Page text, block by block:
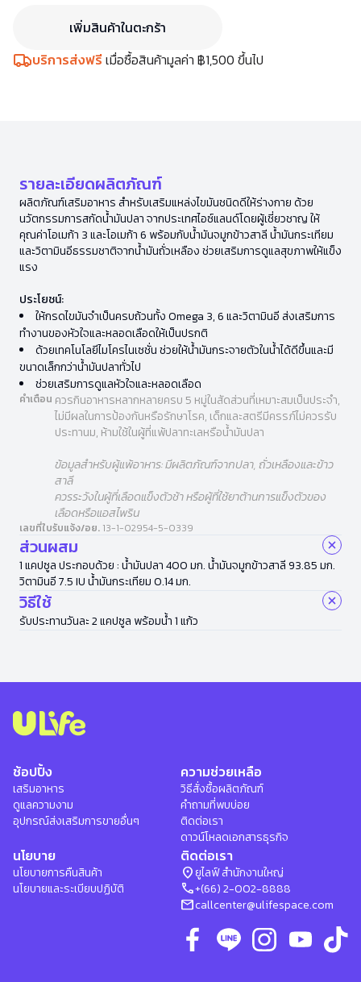
เพิ่มสินค้าในตะกร้า
บริการส่งฟรีเมื่อซื้อสินค้ามูลค่า ฿1,500 ขึ้นไป
รายละเอียดผลิตภัณฑ์
ผลิตภัณฑ์เสริมอาหาร สำหรับเสริมแหล่งไขมันชนิดดีให้ร่างกาย ด้วย
นวัตกรรมการสกัดน้ำมันปลา จากประเทศไอซ์แลนด์โดยผู้เชี่ยวชาญ ให้
คุณค่าโอเมก้า 3 และโอเมก้า 6 พร้อมกับน้ำมันจมูกข้าวสาลี น้ำมันกระเทียม
และวิตามินอีธรรมชาติจากน้ำมันถั่วเหลือง ช่วยเสริมการดูแลสุขภาพให้แข็ง
แรง
ประโยชน์:
ให้กรดไขมันจำเป็นครบถ้วนทั้ง Omega 3, 6 และวิตามินอี ส่งเสริมการ
ทำงานของหัวใจและหลอดเลือดให้เป็นปรกติ
ด้วยเทคโนโลยีไมโครไนเซชั่น ช่วยให้น้ำมันกระจายตัวในน้ำได้ดีขึ้นและมี
ขนาดเล็กกว่าน้ำมันปลาทั่วไป
ช่วยเสริมการดูแลหัวใจและหลอดเลือด
คำเตือน ควรกินอาหารหลากหลายครบ 5 หมู่ในสัดส่วนที่เหมาะสมเป็นประจำ,
ไม่มีผลในการป้องกันหรือรักษาโรค, เด็กและสตรีมีครรภ์ไม่ควรรับ
ประทานม, ห้ามใช้ในผู้ที่แพ้ปลาทะเลหรือน้ำมันปลา
ข้อมูลสำหรับผู้แพ้อาหาร: มีผลิตภัณฑ์จากปลา, ถั่วเหลืองและข้าว
สาลี
ควรระวังในผู้ที่เลือดแข็งตัวช้า หรือผู้ที่ใช้ยาต้านการแข็งตัวของ
เลือดหรือแอสไพริน
เลขที่ใบรับแจ้ง/อย. 13-1-02954-5-0339
ส่วนผสม
1 แคปซูล ประกอบด้วย : น้ำมันปลา 400 มก. น้ำมันจมูกข้าวสาลี 93.85 มก.
วิตามินอี 7.5 IU น้ำมันกระเทียม 0.14 มก.
วิธีใช้
รับประทานวันละ 2 แคปซูล พร้อมน้ำ 1 แก้ว
ช้อปปิ้ง
เสริมอาหาร
ดูแลความงาม
อุปกรณ์ส่งเสริมการขายอื่นๆ
ความช่วยเหลือ
วิธีสั่งซื้อผลิตภัณฑ์
คำถามที่พบบ่อย
ติดต่อเรา
ดาวน์โหลดเอกสารธุรกิจ
นโยบาย
นโยบายการคืนสินค้า
นโยบายและระเบียบปฏิบัติ
ติดต่อเรา
location_onยูไลฟ์ สำนักงานใหญ่
phone+(66) 2-002-8888
mailcallcenter@ulifespace.com